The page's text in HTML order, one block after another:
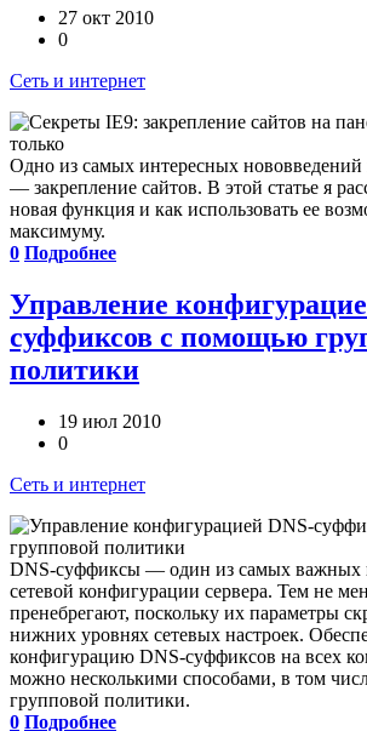
27 окт 2010
0
Сеть и интернет
Одно из самых интересных нововведений
— закрепление сайтов. В этой статье я
новая функция и как использовать ее
максимуму.
0 Подробнее
Управление
суффиксов с помощью
политики
19 июл 2010
0
Сеть и интернет
DNS-суффиксы — один из самых важных
сетевой конфигурации сервера. Тем не
пренебрегают, поскольку их параметры
нижних уровнях сетевых настроек.
конфигурацию DNS-суффиксов на всех
можно несколькими способами, в том
групповой политики.
0 Подробнее